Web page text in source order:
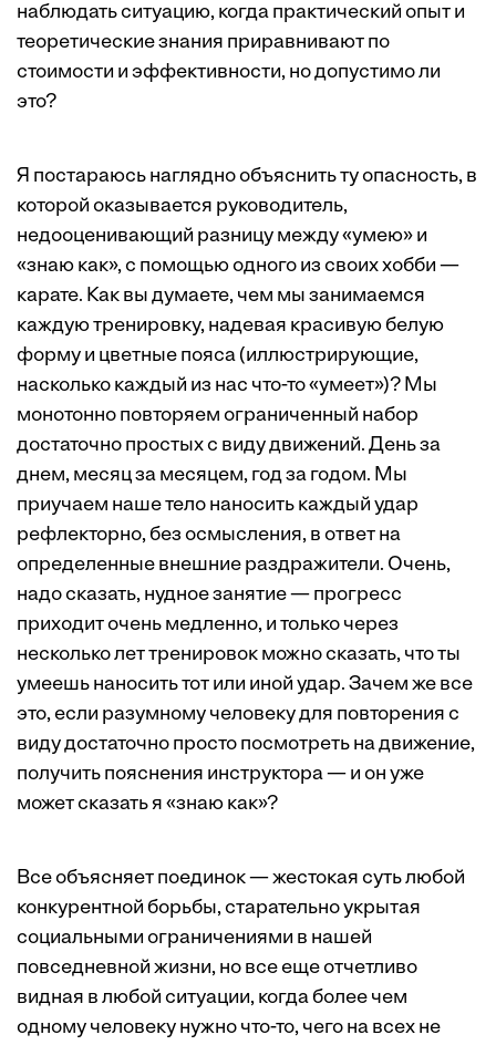
наблюдать ситуацию, когда практический опыт и
теоретические знания приравнивают по
стоимости и эффективности, но допустимо ли
это?
Я постараюсь наглядно объяснить ту опасность, в
которой оказывается руководитель,
недооценивающий разницу между «умею» и
«знаю как», с помощью одного из своих хобби —
карате. Как вы думаете, чем мы занимаемся
каждую тренировку, надевая красивую белую
форму и цветные пояса (иллюстрирующие,
насколько каждый из нас что-то «умеет»)? Мы
монотонно повторяем ограниченный набор
достаточно простых с виду движений. День за
днем, месяц за месяцем, год за годом. Мы
приучаем наше тело наносить каждый удар
рефлекторно, без осмысления, в ответ на
определенные внешние раздражители. Очень,
надо сказать, нудное занятие — прогресс
приходит очень медленно, и только через
несколько лет тренировок можно сказать, что ты
умеешь наносить тот или иной удар. Зачем же все
это, если разумному человеку для повторения с
виду достаточно просто посмотреть на движение,
получить пояснения инструктора — и он уже
может сказать я «знаю как»?
Все объясняет поединок — жестокая суть любой
конкурентной борьбы, старательно укрытая
социальными ограничениями в нашей
повседневной жизни, но все еще отчетливо
видная в любой ситуации, когда более чем
одному человеку нужно что-то, чего на всех не